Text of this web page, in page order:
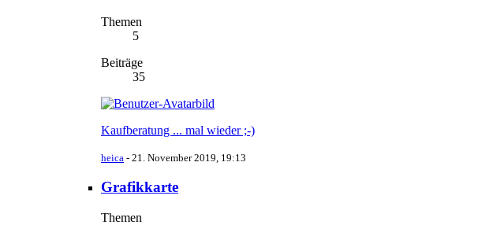
Themen
5
Beiträge
35
Kaufberatung ... mal wieder ;-)
heica - 21. November 2019, 19:13
Grafikkarte
Themen